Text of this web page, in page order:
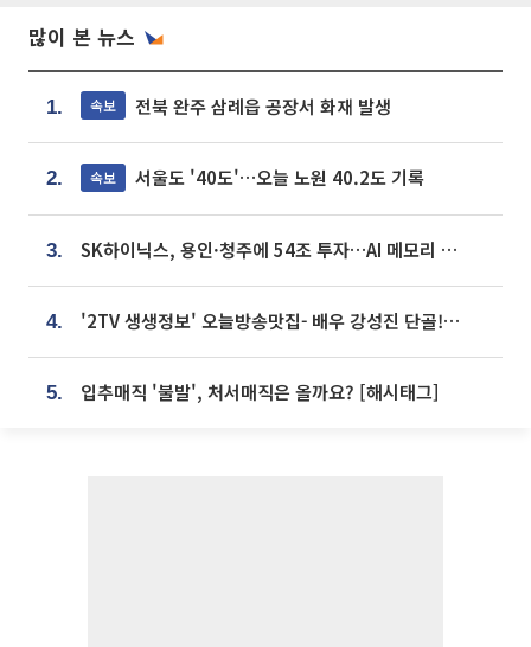
많이 본 뉴스
1. 속보 전북 완주 삼례읍 공장서 화재 발생
2. 속보 서울도 '40도'…오늘 노원 40.2도 기록
3. SK하이닉스, 용인·청주에 54조 투자…AI 메모리 생산기지 키운다
4. '2TV 생생정보' 오늘방송맛집- 배우 강성진 단골! 쌀국수ㆍ푸팟퐁 커리 맛집 '블○○○'
5. 입추매직 '불발', 처서매직은 올까요? [해시태그]